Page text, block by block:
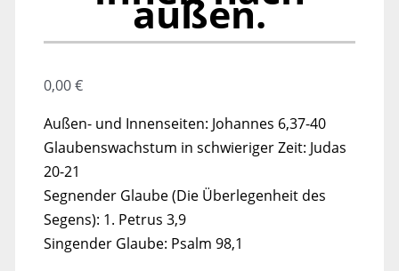
außen.
0,00€
Außen- und Innenseiten: Johannes 6,37-40
Glaubenswachstum in schwieriger Zeit: Judas
20-21
Segnender Glaube (Die Überlegenheit des
Segens): 1. Petrus 3,9
Singender Glaube: Psalm 98,1